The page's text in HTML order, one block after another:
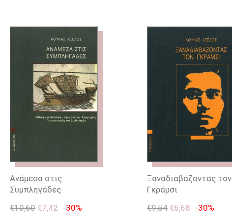
Ανάμεσα στις
Συμπληγάδες
€10,60 €7,42 -30%
Ξαναδιαβάζοντας τον
Γκράμσι
€9,54 €6,68 -30%